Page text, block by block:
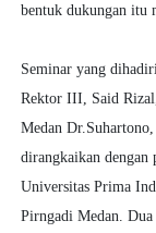
bentuk dukungan itu
Seminar yang
Rektor III, Said
Medan
dirangkaikan dengan
Universitas Prima
Pirngadi Medan.